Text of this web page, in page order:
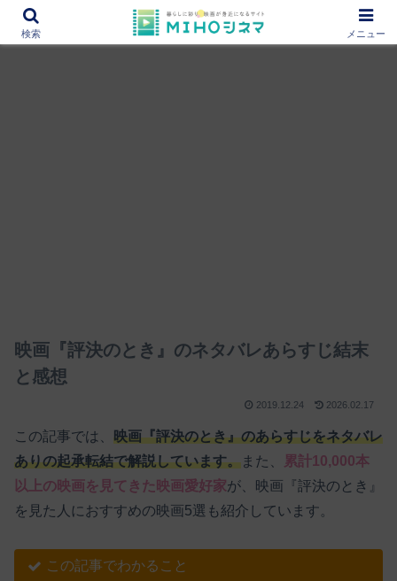
12000作品を紹介！あなたの映画図書館『MIHOシネマ』
映画『評決のとき』のネタバレあらすじ結末
と感想
2019.12.24 2026.02.17
この記事では、 映画『評決のとき』のあらすじをネタバレ
ありの起承転結で解説しています。 また、
累計10,000本
以上の映画を見てきた映画愛好家が、映画『評決のとき』
を見た人におすすめの映画5選も紹介しています。
この記事でわかること
検索 メニュー